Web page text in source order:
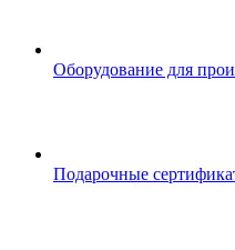
Оборудование для
Подарочные